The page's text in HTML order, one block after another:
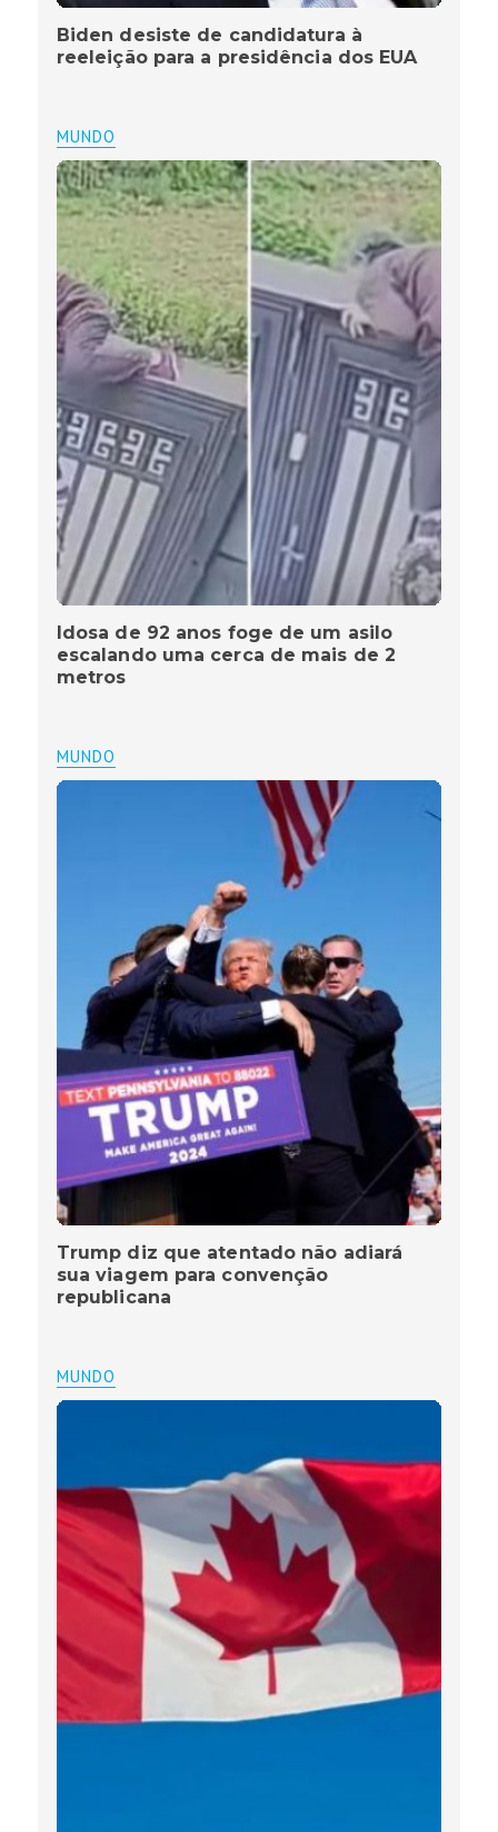
Biden desiste de candidatura à
reeleição para a presidência dos EUA
MUNDO
Idosa de 92 anos foge de um asilo
escalando uma cerca de mais de 2
metros
MUNDO
Trump diz que atentado não adiará
sua viagem para convenção
republicana
MUNDO